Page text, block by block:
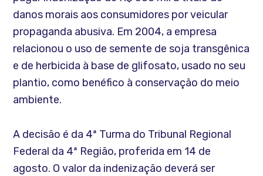
danos morais aos consumidores por veicular
propaganda abusiva. Em 2004, a empresa
relacionou o uso de semente de soja transgênica
e de herbicida à base de glifosato, usado no seu
plantio, como benéfico à conservação do meio
ambiente.
A decisão é da 4ª Turma do Tribunal Regional
Federal da 4ª Região, proferida em 14 de
agosto. O valor da indenização deverá ser